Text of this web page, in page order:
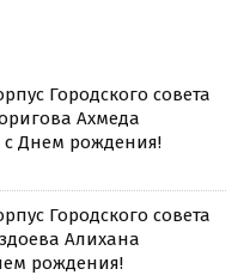
Городского совета
Ахмеда
Днем рождения!
Городского совета
Алихана
рождения!